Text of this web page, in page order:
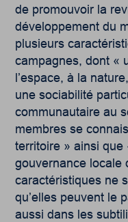
de promouvoir la
développement du
plusieurs
campagnes, dont «
l’espace, à la
une sociabilité
communautaire au
membres se
territoire » ainsi que
gouvernance locale
caractéristiques ne
qu’elles peuvent le
aussi dans les